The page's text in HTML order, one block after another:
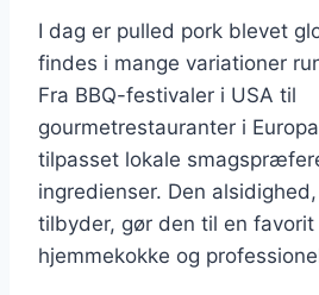
I dag er pulled pork blevet
findes i mange variationer
Fra BBQ-festivaler i USA til
gourmetrestauranter i
tilpasset lokale
ingredienser. Den
tilbyder, gør den til en
hjemmekokke og